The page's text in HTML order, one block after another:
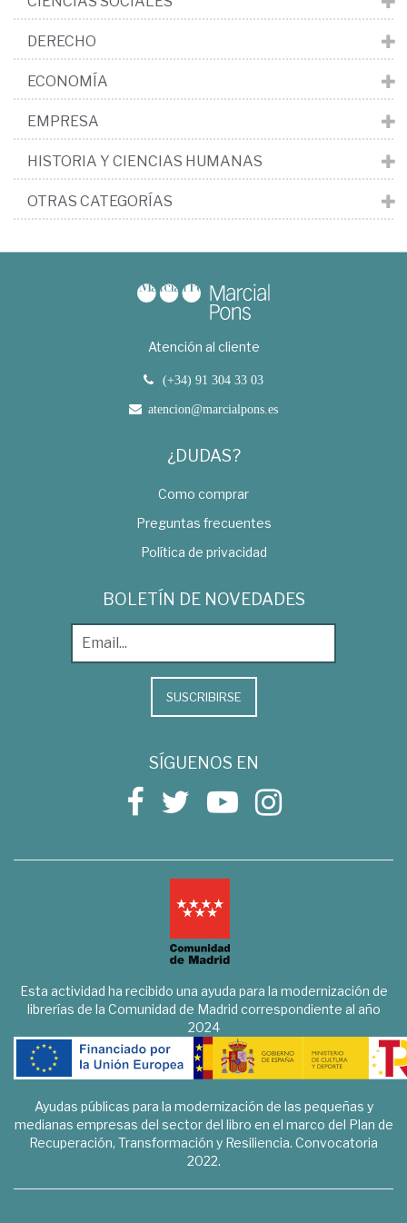
DERECHO
ECONOMÍA
EMPRESA
HISTORIA Y CIENCIAS HUMANAS
OTRAS CATEGORÍAS
Atención al cliente
(+34) 91 304 33 03
atencion@marcialpons.es
¿DUDAS?
Como comprar
Preguntas frecuentes
Política de privacidad
BOLETÍN DE NOVEDADES
SUSCRIBIRSE
SÍGUENOS EN
Esta actividad ha recibido una ayuda para la modernización de
librerías de la Comunidad de Madrid correspondiente al año
2024
Ayudas públicas para la modernización de las pequeñas y
medianas empresas del sector del libro en el marco del Plan de
Recuperación, Transformación y Resiliencia. Convocatoria
2022.